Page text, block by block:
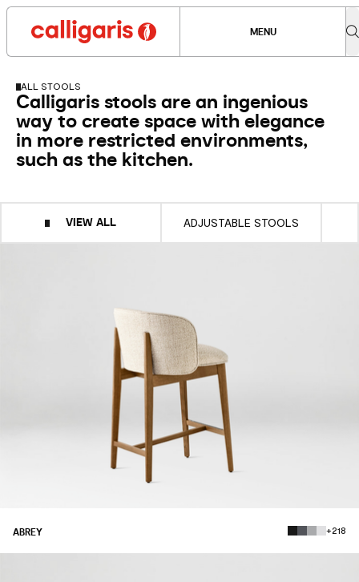
MENU
ALL STOOLS
Calligaris stools are an ingenious
way to create space with elegance
in more restricted environments,
such as the kitchen.
VIEW ALL ADJUSTABLE STOOLS
ABREY +218